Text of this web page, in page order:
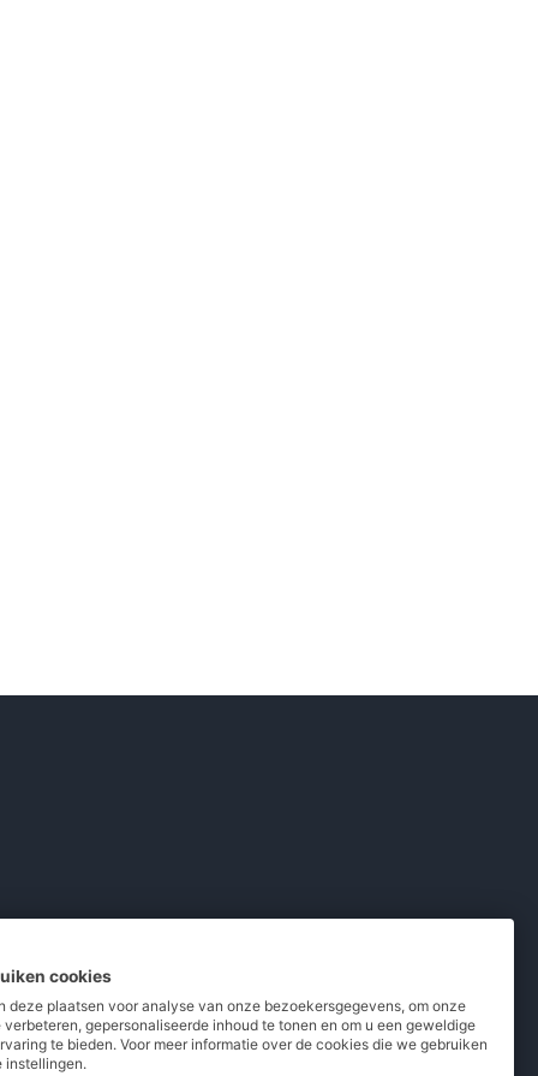
/ Powerbanks / MiFi routers
cookies
deze plaatsen voor analyse van onze bezoekersgegevens, om onze
gepersonaliseerde inhoud te tonen en om u een geweldige
te bieden. Voor meer informatie over de cookies die we gebruiken
instellingen.